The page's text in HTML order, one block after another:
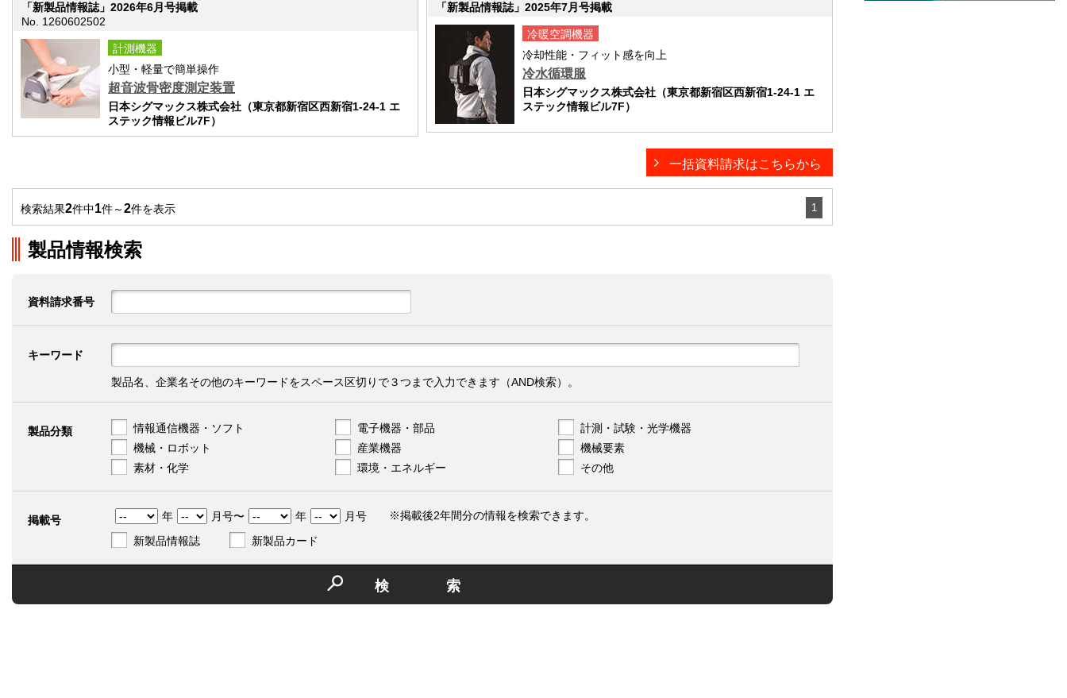
「新製品情報誌」2026年6月号掲載
No. 1260602502
計測機器
小型・軽量で簡単操作
超音波骨密度測定装置
日本シグマックス株式会社（東京都新宿区西新宿1-24-1 エ
ステック情報ビル7F）
「新製品情報誌」2025年7月号掲載
冷暖空調機器
冷却性能・フィット感を向上
冷水循環服
日本シグマックス株式会社（東京都新宿区西新宿1-24-1 エ
ステック情報ビル7F）
一括資料請求はこちらから
検索結果2件中1件～2件を表示 1
製品情報検索
資料請求番号
キーワード
製品名、企業名その他のキーワードをスペース区切りで３つまで入力できます（AND検索）。
製品分類 情報通信機器・ソフト 電子機器・部品
計測・試験・光学機器
機械・ロボット
産業機器
機械要素
素材・化学
環境・エネルギー その他
掲載号 年 月号〜 年
月号
新製品情報誌
新製品カード
※掲載後2年間分の情報を検索できます。
検索